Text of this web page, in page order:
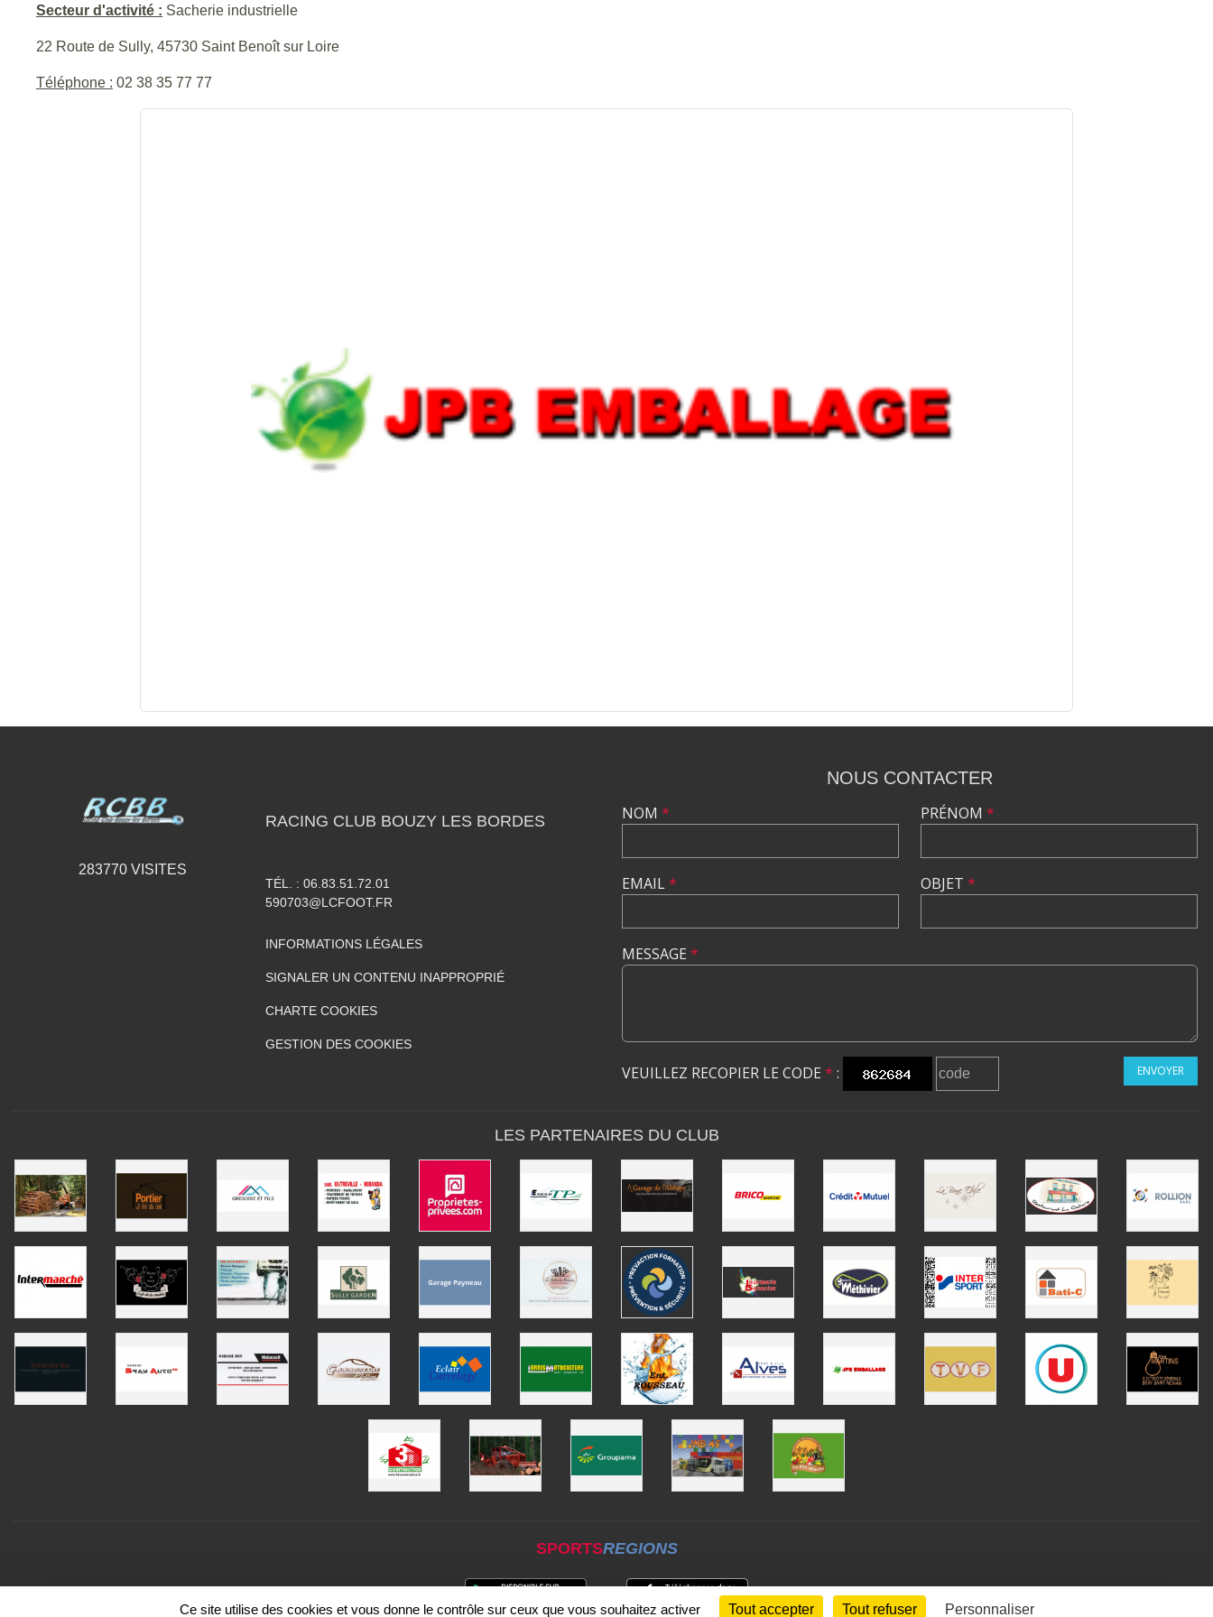
Secteur d'activité : Sacherie industrielle
22 Route de Sully, 45730 Saint Benoît sur Loire
Téléphone : 02 38 35 77 77
283770 VISITES
RACING CLUB BOUZY LES BORDES
TÉL. : 06.83.51.72.01
590703@LCFOOT.FR
INFORMATIONS LÉGALES
SIGNALER UN CONTENU INAPPROPRIÉ
CHARTE COOKIES
GESTION DES COOKIES
NOUS CONTACTER
NOM *
EMAIL*
PRÉNOM *
OBJET *
MESSAGE *
VEUILLEZ RECOPIER LE CODE * : ENVOYER
LES PARTENAIRES DU CLUB
SPORTSREGIONS
Ce site utilise des cookies et vous donne le contrôle sur ceux que vous souhaitez activer Tout accepter Tout refuser Personnaliser